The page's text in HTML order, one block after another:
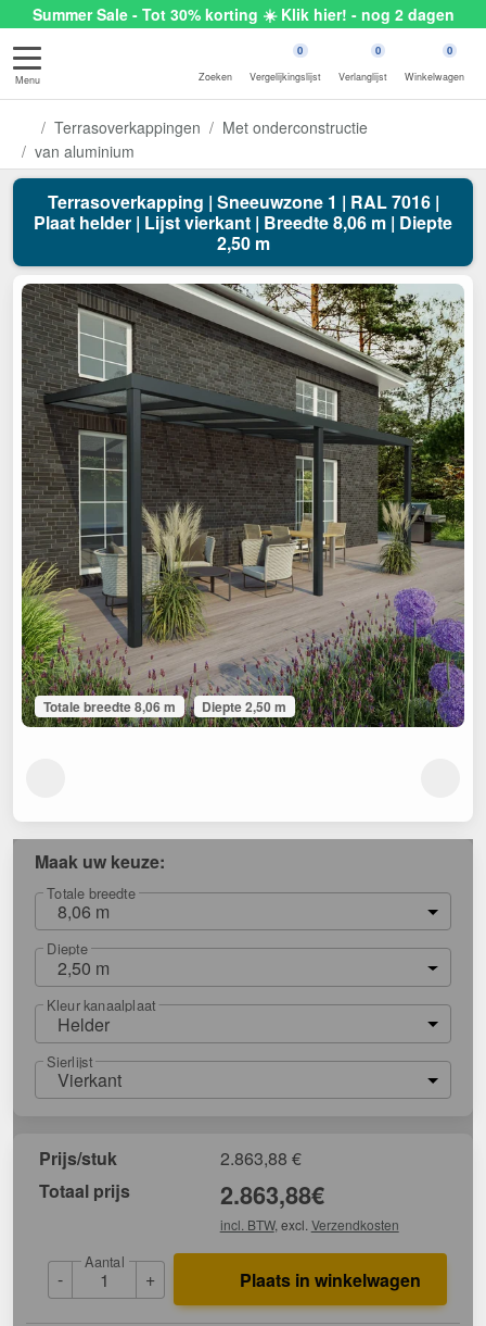
Summer Sale - Tot 30% korting ☀️ Klik hier! - nog 2 dagen
Menu Zoeken
0
Vergelijkingslijst
0
Verlanglijst
0
Winkelwagen
Terrasoverkappingen
Met onderconstructie
van aluminium
Terrasoverkapping | Sneeuwzone 1 | RAL 7016 |
Plaat helder | Lijst vierkant | Breedte 8,06 m | Diepte
2,50 m
Totale breedte 8,06 m Diepte 2,50 m
Maak uw keuze:
Totale breedte
8,06 m
Diepte
2,50 m
Kleur kanaalplaat
Helder
Sierlijst
Vierkant
Prijs/stuk 2.863,88 €
Totaal prijs
2.863,88€
incl. BTW, excl. Verzendkosten
-
Aantal
+ Plaats in winkelwagen